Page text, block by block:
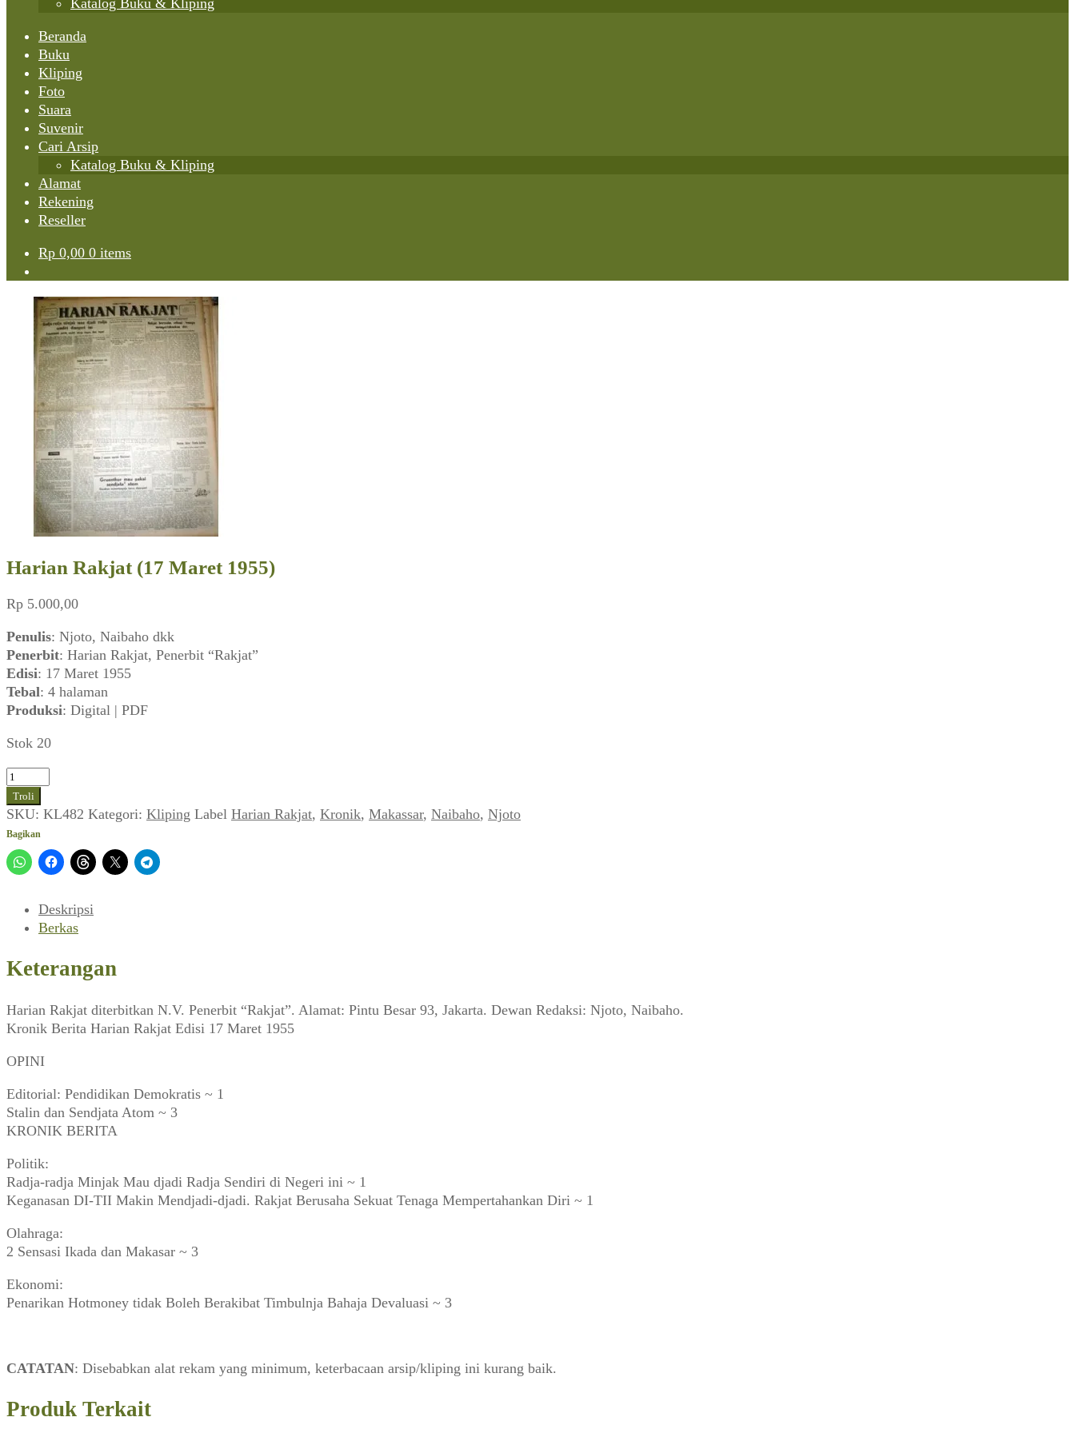
Katalog Buku & Kliping
Beranda
Buku
Kliping
Foto
Suara
Suvenir
Cari Arsip
Katalog Buku & Kliping
Alamat
Rekening
Reseller
Rp 0,00 0 items
Harian Rakjat (17 Maret 1955)
Rp 5.000,00
Penulis: Njoto, Naibaho dkk
Penerbit: Harian Rakjat, Penerbit “Rakjat”
Edisi: 17 Maret 1955
Tebal: 4 halaman
Produksi: Digital | PDF
Stok 20
Kuantitas
Harian
Rakjat
(17
Maret
1955)
Troli
SKU: KL482 Kategori: Kliping Label Harian Rakjat, Kronik, Makassar, Naibaho, Njoto
Bagikan
Deskripsi
Berkas
Keterangan
Harian Rakjat diterbitkan N.V. Penerbit “Rakjat”. Alamat: Pintu Besar 93, Jakarta. Dewan Redaksi: Njoto, Naibaho.
Kronik Berita Harian Rakjat Edisi 17 Maret 1955
OPINI
Editorial: Pendidikan Demokratis ~ 1
Stalin dan Sendjata Atom ~ 3
KRONIK BERITA
Politik:
Radja-radja Minjak Mau djadi Radja Sendiri di Negeri ini ~ 1
Keganasan DI-TII Makin Mendjadi-djadi. Rakjat Berusaha Sekuat Tenaga Mempertahankan Diri ~ 1
Olahraga:
2 Sensasi Ikada dan Makasar ~ 3
Ekonomi:
Penarikan Hotmoney tidak Boleh Berakibat Timbulnja Bahaja Devaluasi ~ 3
CATATAN: Disebabkan alat rekam yang minimum, keterbacaan arsip/kliping ini kurang baik.
Produk Terkait